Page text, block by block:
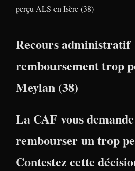
perçu ALS en Isère (38)
Recours administratif
remboursement trop
Meylan (38)
La CAF vous
rembourser un trop
Contestez cette